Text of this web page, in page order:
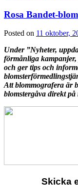
Rosa Bandet-
Posted on 11 oktober,
Under ”Nyheter,
förmånliga kampanjer,
och ger tips och
Att blommografera är
blomstergåva direkt på
Skicka